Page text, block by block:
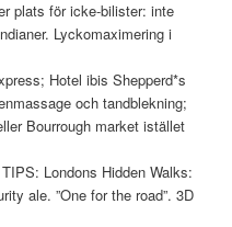
plats för icke-bilister: inte
Lyckomaximering i
Hotel ibis Shepperd*s
och tandblekning;
Bourrough market istället
Londons Hidden Walks:
ale. ”One for the road”. 3D